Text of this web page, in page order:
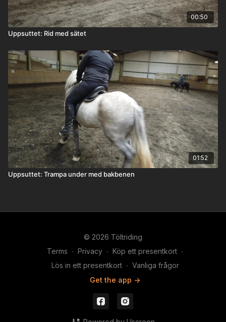
00:50
Uppsuttet: Rid med sätet
01:52
Uppsuttet: Trampa under med bakbenen
© 2026 Töltriding
Terms ∙ Privacy ∙ Köp ett presentkort ∙
Lös in ett presentkort ∙ Vanliga frågor
Get the app ->